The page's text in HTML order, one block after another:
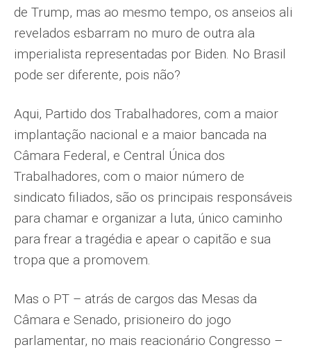
de Trump, mas ao mesmo tempo, os anseios ali
revelados esbarram no muro de outra ala
imperialista representadas por Biden. No Brasil
pode ser diferente, pois não?
Aqui, Partido dos Trabalhadores, com a maior
implantação nacional e a maior bancada na
Câmara Federal, e Central Única dos
Trabalhadores, com o maior número de
sindicato filiados, são os principais responsáveis
para chamar e organizar a luta, único caminho
para frear a tragédia e apear o capitão e sua
tropa que a promovem.
Mas o PT – atrás de cargos das Mesas da
Câmara e Senado, prisioneiro do jogo
parlamentar, no mais reacionário Congresso –